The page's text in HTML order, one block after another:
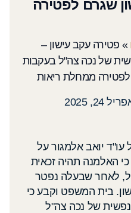
שגרם לפטירה
» פטירה עקב עישון –
של נכה צה"ל בעקבות
ממחלת ריאות
24, 2025
יואב אלמגור על
האלמנה תהיה זכאית
לאחר שבעלה נפטר
בית המשפט וקבע כי
של נכה צה"ל